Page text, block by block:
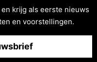
krĳg als eerste nieuws
en voorstellingen.